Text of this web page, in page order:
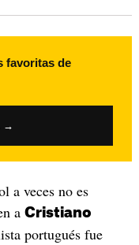
favoritas de
→
a veces no es
a Cristiano
portugués fue